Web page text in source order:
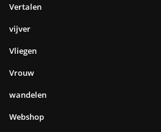
Vertalen
vijver
Vliegen
Vrouw
wandelen
Webshop